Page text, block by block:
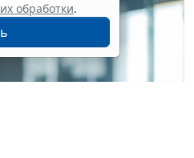
обработки.